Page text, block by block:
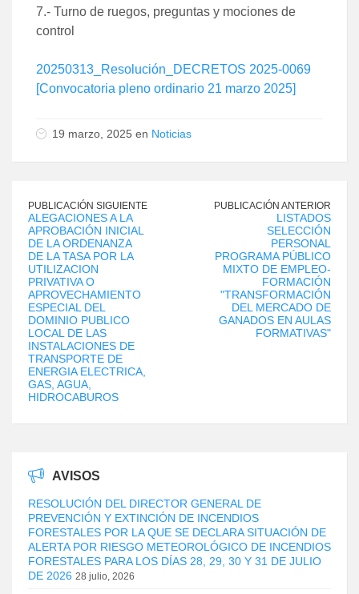
7.- Turno de ruegos, preguntas y mociones de
control
20250313_Resolución_DECRETOS 2025-0069
[Convocatoria pleno ordinario 21 marzo 2025]
19 marzo, 2025 en Noticias
PUBLICACIÓN SIGUIENTE
ALEGACIONES A LA
APROBACIÓN INICIAL
DE LA ORDENANZA
DE LA TASA POR LA
UTILIZACION
PRIVATIVA O
APROVECHAMIENTO
ESPECIAL DEL
DOMINIO PUBLICO
LOCAL DE LAS
INSTALACIONES DE
TRANSPORTE DE
ENERGIA ELECTRICA,
GAS, AGUA,
HIDROCABUROS
PUBLICACIÓN ANTERIOR
LISTADOS
SELECCIÓN
PERSONAL
PROGRAMA PÚBLICO
MIXTO DE EMPLEO-
FORMACIÓN
"TRANSFORMACIÓN
DEL MERCADO DE
GANADOS EN AULAS
FORMATIVAS"
AVISOS
RESOLUCIÓN DEL DIRECTOR GENERAL DE
PREVENCIÓN Y EXTINCIÓN DE INCENDIOS
FORESTALES POR LA QUE SE DECLARA SITUACIÓN DE
ALERTA POR RIESGO METEOROLÓGICO DE INCENDIOS
FORESTALES PARA LOS DÍAS 28, 29, 30 Y 31 DE JULIO
DE 2026 28 julio, 2026